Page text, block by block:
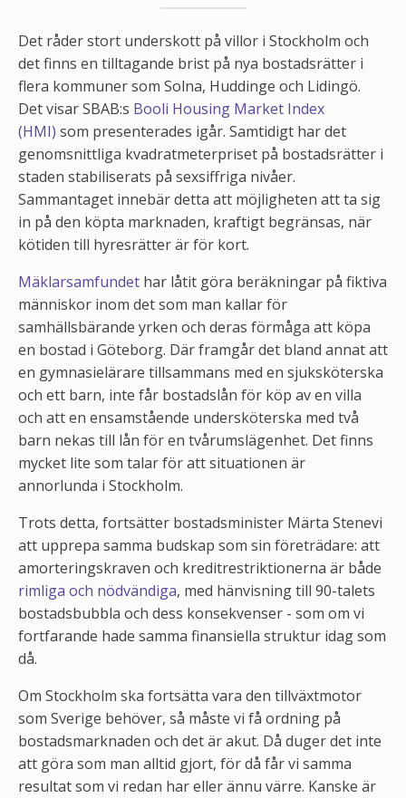
Det råder stort underskott på villor i Stockholm och
det finns en tilltagande brist på nya bostadsrätter i
flera kommuner som Solna, Huddinge och Lidingö.
Det visar SBAB:s Booli Housing Market Index
(HMI) som presenterades igår. Samtidigt har det
genomsnittliga kvadratmeterpriset på bostadsrätter i
staden stabiliserats på sexsiffriga nivåer.
Sammantaget innebär detta att möjligheten att ta sig
in på den köpta marknaden, kraftigt begränsas, när
kötiden till hyresrätter är för kort.
Mäklarsamfundet har låtit göra beräkningar på fiktiva
människor inom det som man kallar för
samhällsbärande yrken och deras förmåga att köpa
en bostad i Göteborg. Där framgår det bland annat att
en gymnasielärare tillsammans med en sjuksköterska
och ett barn, inte får bostadslån för köp av en villa
och att en ensamstående undersköterska med två
barn nekas till lån för en tvårumslägenhet. Det finns
mycket lite som talar för att situationen är
annorlunda i Stockholm.
Trots detta, fortsätter bostadsminister Märta Stenevi
att upprepa samma budskap som sin företrädare: att
amorteringskraven och kreditrestriktionerna är både
rimliga och nödvändiga, med hänvisning till 90-talets
bostadsbubbla och dess konsekvenser - som om vi
fortfarande hade samma finansiella struktur idag som
då.
Om Stockholm ska fortsätta vara den tillväxtmotor
som Sverige behöver, så måste vi få ordning på
bostadsmarknaden och det är akut. Då duger det inte
att göra som man alltid gjort, för då får vi samma
resultat som vi redan har eller ännu värre. Kanske är